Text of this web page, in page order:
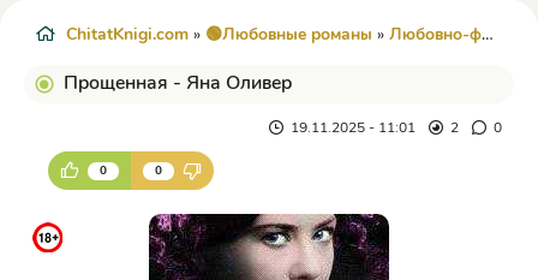
ChitatKnigi.com » 🟢Любовные романы » Любовно-фантастические романы
Прощенная - Яна Оливер
19.11.2025 - 11:01 2 0
0 0